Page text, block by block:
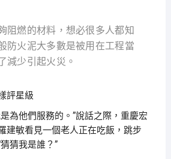
阻燃的材料，想必很多人都知
防火泥大多數是被用在工程當
減少引起火災。
評星級
為他們服務的。”說話之際，重慶宏
建敏看見一個老人正在吃飯，跳步
猜我是誰？”